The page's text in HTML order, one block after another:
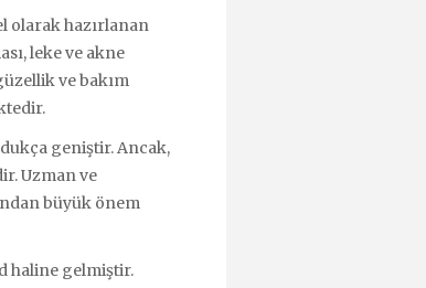
olarak hazırlanan
leke ve akne
ve bakım
geniştir. Ancak,
Uzman ve
büyük önem
haline gelmiştir.